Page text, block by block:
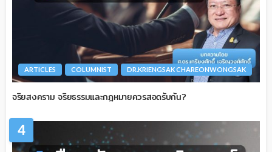
ARTICLES COLUMNIST DR.KRIENGSAK CHAREONWONGSAK
จริยสงคราม จริยธรรมและกฎหมายควรสอดรับกัน?
4